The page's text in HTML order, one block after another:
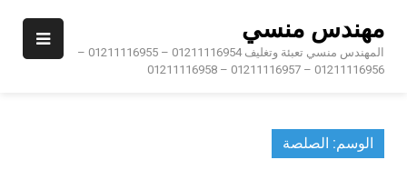
content
مهندس منسي
المهندس منسي تعبئة وتغليف 01211116954 – 01211116955 –
01211116956 – 01211116957 – 01211116958
الوسم: الصلصة